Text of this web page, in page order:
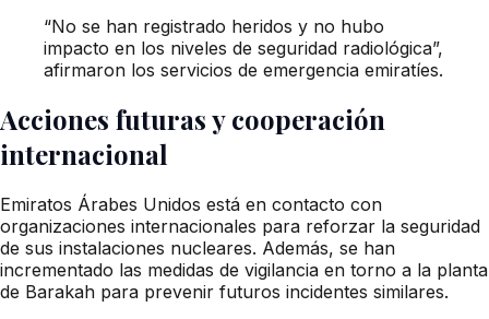
“No se han registrado heridos y no hubo
impacto en los niveles de seguridad radiológica”,
afirmaron los servicios de emergencia emiratíes.
Acciones futuras y cooperación
internacional
Emiratos Árabes Unidos está en contacto con
organizaciones internacionales para reforzar la seguridad
de sus instalaciones nucleares. Además, se han
incrementado las medidas de vigilancia en torno a la planta
de Barakah para prevenir futuros incidentes similares.